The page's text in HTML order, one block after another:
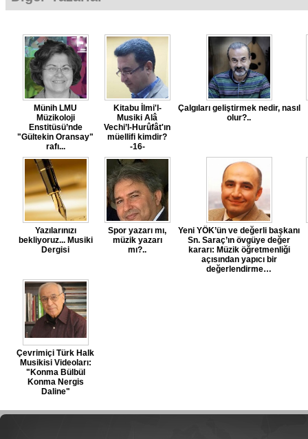
Münih LMU
Müzikoloji
Enstitüsü’nde
"Gültekin Oransay"
rafı...
Kitabu İlmi'l-
Musiki Alâ
Vechi’l-Hurûfât'ın
müellifi kimdir?
-16-
Çalgıları geliştirmek nedir, nasıl
olur?..
Yazılarınızı
bekliyoruz... Musiki
Dergisi
Spor yazarı mı,
müzik yazarı
mı?..
Yeni YÖK’ün ve değerli başkanı
Sn. Saraç’ın övgüye değer
kararı: Müzik öğretmenliği
açısından yapıcı bir
değerlendirme…
Çevrimiçi Türk Halk
Musikisi Videoları:
"Konma Bülbül
Konma Nergis
Daline"